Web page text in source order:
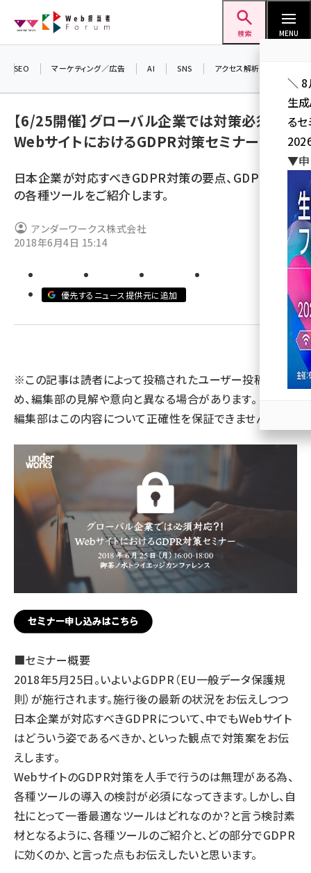
ン
検索 MENU
ai (2804)
note (2312)
z世代 (1622)
SEO マーケティング／広告 AI SNS アクセス解析／データ分析
【6/25開催】グローバル企業では対策必須？！
WebサイトにおけるGDPR対策セミナー
日本企業が対応すべきGDPR対策の要点、GDPR対策
の各種ツールをご紹介します。
アンダーワークス株式会社
2018年6月4日 15:14
優先するニュース提供元に追加
※この記事は読者によって投稿されたユーザー投稿のた
め、編集部の見解や意向と異なる場合があります。 また、
編集部はこの内容について正確性を保証できません。
■セミナー概要
2018年5月25日。いよいよGDPR（EU一般データ保護規
則）が施行されます。施行後の最新の状況をお伝えしつつ
日本企業が対応すべきGDPRについて、中でもWebサイト
はどういう姿であるべきか、といった観点で対策案をお伝
えします。
WebサイトのGDPR対策を人手で行うのは無理がある為、
各種ツールの導入の検討が必須になってきます。しかし、自
社にとって一番最適なツールはどれなのか？と言う検討素
材となるように、各種ツールのご紹介と、どの部分でGDPR
に効くのか、と言った点もお伝えしたいと思います。
＼ 8
生
る
▼申